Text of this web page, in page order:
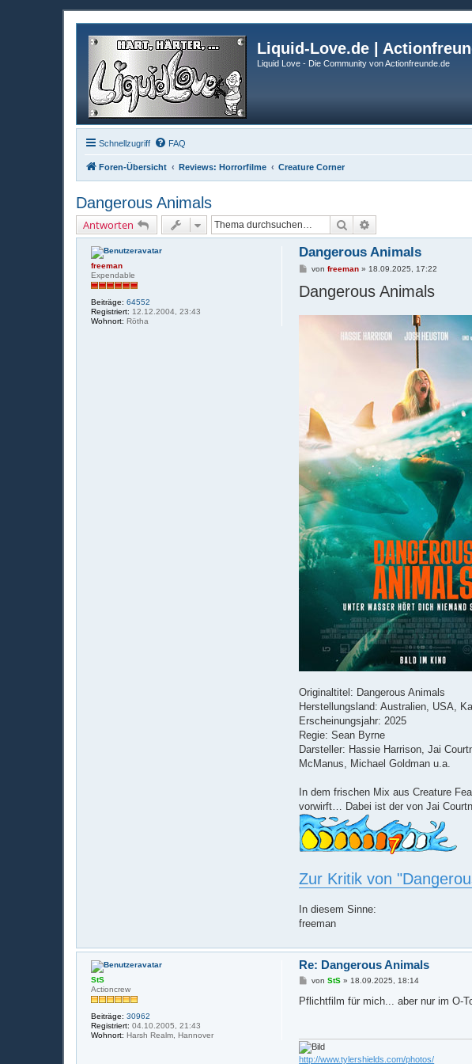
Liquid-Love.de |
Liquid Love - Die Community von Actionfreunde.de
Schnellzugriff FAQ
Foren-Übersicht Reviews: Horrorfilme Creature Corner
Dangerous Animals
Antworten Suche
freeman
Expendable
Beiträge: 64552
Registriert: 12.12.2004, 23:43
Wohnort: Rötha
Dangerous Animals
B
i
t
a
vonfreeman » 18.09.2025, 17:22
Dangerous Animals
Originaltitel: Dangerous Animals
Herstellungsland: Australien, USA,
Erscheinungsjahr: 2025
Regie: Sean Byrne
Darsteller: Hassie Harrison, Jai
McManus, Michael Goldman u.a.
In dem frischen Mix aus Creature
vorwirft… Dabei ist der von Jai
Zur Kritik von
In diesem Sinne:
freeman
StS
Actioncrew
Beiträge: 30962
Registriert: 04.10.2005, 21:43
Wohnort: Harsh Realm, Hannover
Re: Dangerous Animals
B
i
vonStS » 18.09.2025, 18:14
Pflichtfilm für mich... aber nur im O-
http://www.tylershields.com/photos/